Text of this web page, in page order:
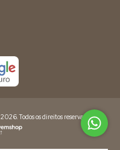
Todos os direitos reservados.